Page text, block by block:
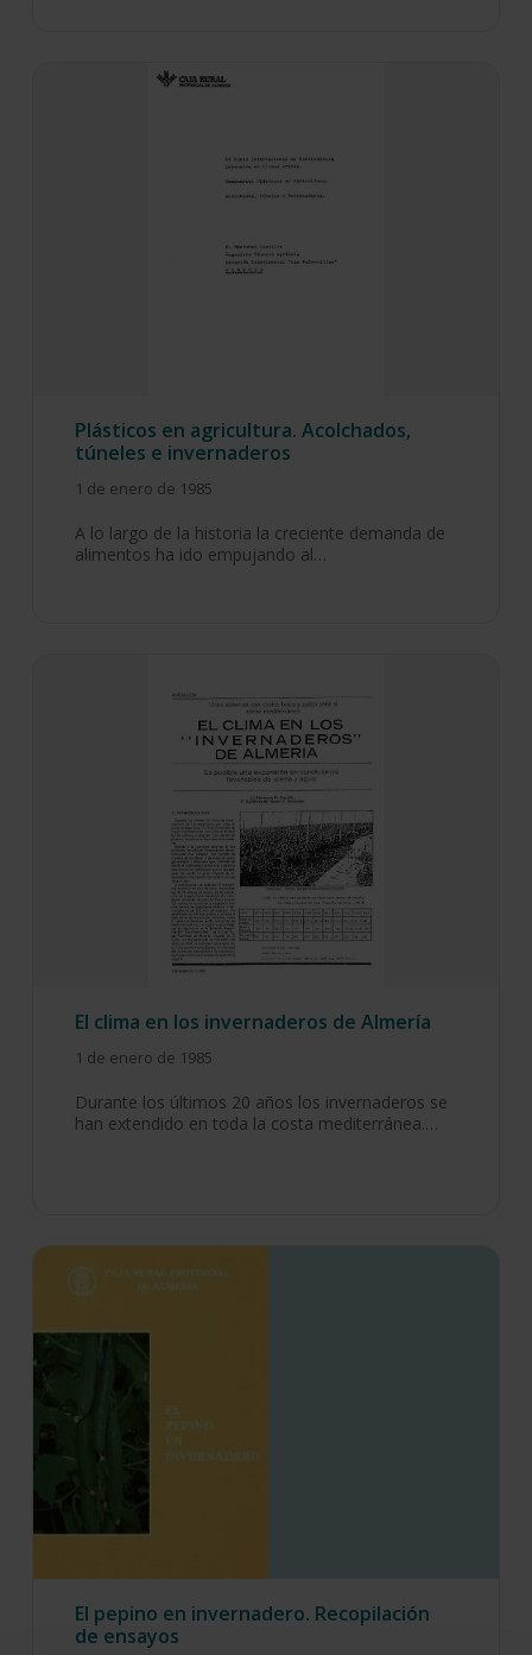
Plásticos en agricultura. Acolchados,
túneles e invernaderos
1 de enero de 1985
A lo largo de la historia la creciente demanda de
alimentos ha ido empujando al…
El clima en los invernaderos de Almería
1 de enero de 1985
Durante los últimos 20 años los invernaderos se
han extendido en toda la costa mediterránea.…
El pepino en invernadero. Recopilación
de ensayos